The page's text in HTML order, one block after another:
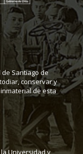
de Santiago de
conservar y
de esta
Universidad y